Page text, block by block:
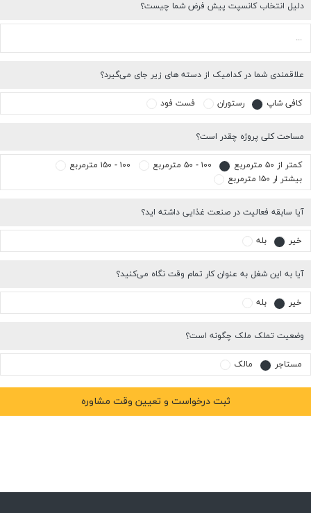
دلیل انتخاب کانسپت پیش فرض شما چیست؟
علاقمندی شما در کدامیک از دسته های زیر جای می‌گیرد؟
کافی شاپ رستوران فست فود
مساحت کلی پروژه چقدر است؟
کمتر از ۵۰ مترمربع ۱۰۰ - ۵۰ مترمربع
۱۰۰ - ۱۵۰ مترمربع
بیشتر ار ۱۵۰ مترمربع
آیا سابقه فعالیت در صنعت غذایی داشته اید؟
خیر بله
آیا به این شغل به عنوان کار تمام وقت نگاه می‌کنید؟
خیر بله
وضعیت تملک ملک چگونه است؟
مستاجر مالک